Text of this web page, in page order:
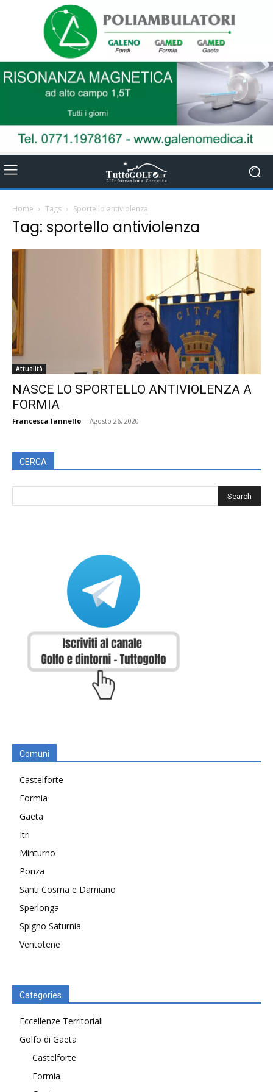
Home Tags Sportello antiviolenza
Tag: sportello antiviolenza
Attualità
NASCE LO SPORTELLO ANTIVIOLENZA A
FORMIA
Francesca Iannello - Agosto 26, 2020
CERCA
Comuni
Castelforte
Formia
Gaeta
Itri
Minturno
Ponza
Santi Cosma e Damiano
Sperlonga
Spigno Saturnia
Ventotene
Categories
Eccellenze Territoriali
Golfo di Gaeta
Castelforte
Formia